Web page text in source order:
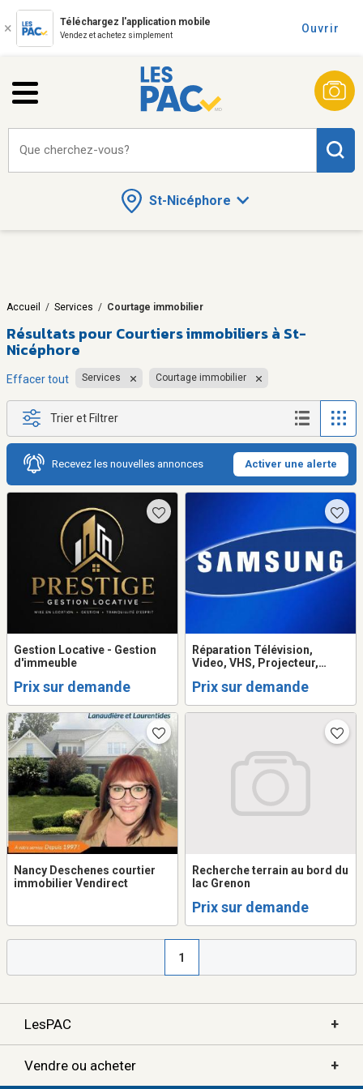
Téléchargez l'application mobile
Vendez et achetez simplement
Ouvrir
St-Nicéphore
Que cherchez-vous?
Accueil / Services / Courtage immobilier
Résultats pour Courtiers immobiliers à St-
Nicéphore
Effacer tout Services Courtage immobilier
Trier et Filtrer
Recevez les nouvelles annonces Activer une alerte
Gestion Locative - Gestion
d'immeuble
Prix sur demande
Réparation Télévision,
Video, VHS, Projecteur,
tournante, Ordinateur
Prix sur demande
Nancy Deschenes courtier
immobilier Vendirect
Recherche terrain au bord du
lac Grenon
Prix sur demande
1
LesPAC +
Vendre ou acheter +